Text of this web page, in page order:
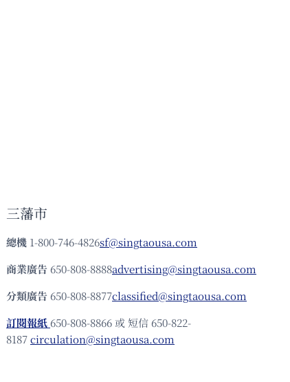
三藩市
總機 1-800-746-4826sf@singtaousa.com
商業廣告 650-808-8888advertising@singtaousa.com
分類廣告 650-808-8877classified@singtaousa.com
訂閱報紙 650-808-8866 或 短信 650-822-
8187circulation@singtaousa.com